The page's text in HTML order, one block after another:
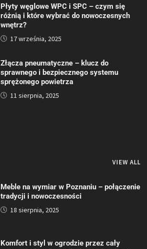
Płyty węglowe WPC i SPC – czym się
różnią i które wybrać do nowoczesnych
wnętrz?
17 września, 2025
Złącza pneumatyczne – klucz do
sprawnego i bezpiecznego systemu
sprężonego powietrza
11 sierpnia, 2025
VIEW ALL
Meble na wymiar w Poznaniu – połączenie
tradycji i nowoczesności
18 sierpnia, 2025
Komfort i styl w ogrodzie przez cały